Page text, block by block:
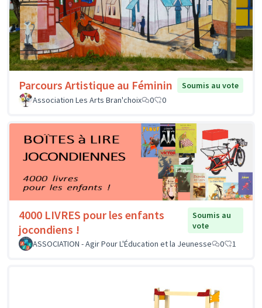
Parcours Artistique au Féminin
Soumis au vote
Association Les Arts Bran'choix
0 0
4000 LIVRES pour les enfants
jocondiens !
Soumis au
vote
ASSOCIATION - Agir Pour L'Éducation et la Jeunesse
0 1